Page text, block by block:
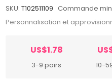
SKU: T102511109 Commande
Personnalisation et
US$1.78
3-9 pairs 10-